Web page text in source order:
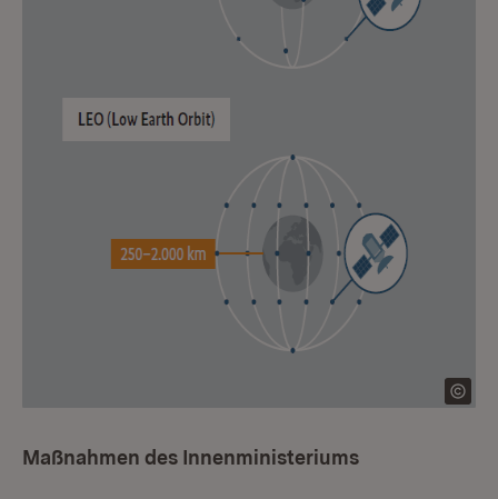
Maßnahmen des Innenministeriums